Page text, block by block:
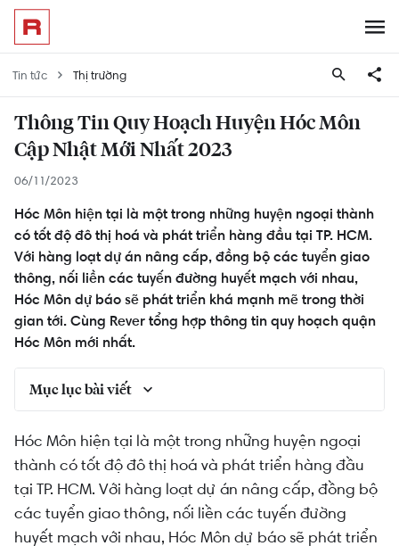
Tin tức Thị trường
Thông Tin Quy Hoạch Huyện Hóc Môn
Cập Nhật Mới Nhất 2023
06/11/2023
Hóc Môn hiện tại là một trong những huyện ngoại thành
có tốt độ đô thị hoá và phát triển hàng đầu tại TP. HCM.
Với hàng loạt dự án nâng cấp, đồng bộ các tuyển giao
thông, nối liền các tuyến đường huyết mạch với nhau,
Hóc Môn dự báo sẽ phát triển khá mạnh mẽ trong thời
gian tới. Cùng Rever tổng hợp thông tin quy hoạch quận
Hóc Môn mới nhất.
Mục lục bài viết
Bản đồ quy hoạch Hóc Môn
Quy hoạch giao thông Huyện Hóc Môn
Hóc Môn hiện tại là một trong những huyện ngoại
thành có tốt độ đô thị hoá và phát triển hàng đầu
tại TP. HCM. Với hàng loạt dự án nâng cấp, đồng bộ
các tuyển giao thông, nối liền các tuyến đường
huyết mạch với nhau, Hóc Môn dự báo sẽ phát triển